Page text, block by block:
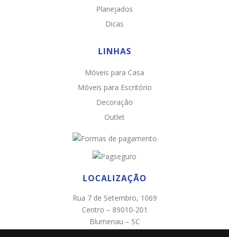
Planejados
Dicas
LINHAS
Móveis para Casa
Móveis para Escritório
Decoração
Outlet
LOCALIZAÇÃO
Rua 7 de Setembro, 1069
Centro – 89010-201
Blumenau – SC
Chat WhatsApp
Por favor, preencha os campos abaixo para